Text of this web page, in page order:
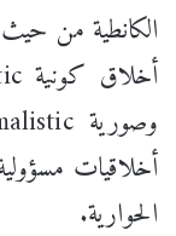
الكانطية من
أخلاقيات
الحوارية.